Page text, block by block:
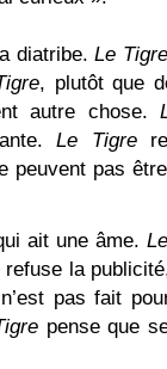
diatribe.Le Tigre
, plutôt que
autre chose.
Le Tigre
peuvent pas
ait une âme.
refuse la
n’est pas fait
pense que